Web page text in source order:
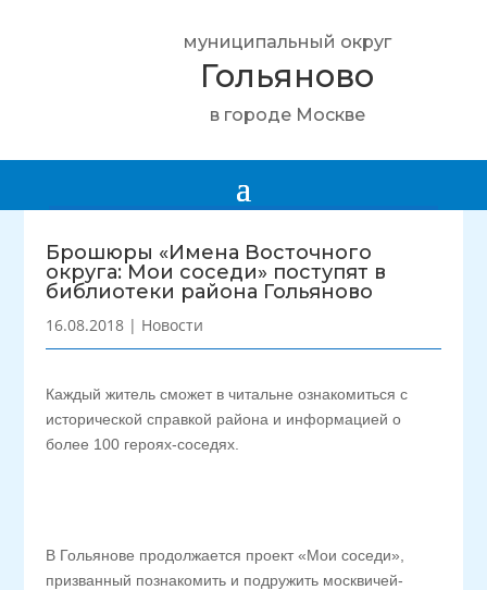
муниципальный округ
Гольяново
в городе Москве
Брошюры «Имена Восточного
округа: Мои соседи» поступят в
библиотеки района Гольяново
16.08.2018 | Новости
Каждый житель сможет в читальне ознакомиться с
исторической справкой района и информацией о
более 100 героях-соседях.
В Гольянове продолжается проект «Мои соседи»,
призванный познакомить и подружить москвичей-